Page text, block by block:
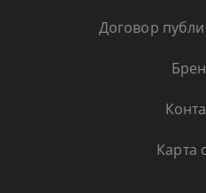
Договор
Карта